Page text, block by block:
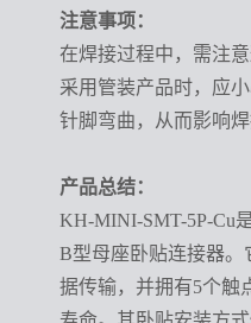
注意事项：
在焊接过程中，需注
采用管装产品时，应
针脚弯曲，从而影响焊
产品总结：
KH-MINI-SMT-5P-Cu
B型母座卧贴连接器。
据传输，并拥有5个触